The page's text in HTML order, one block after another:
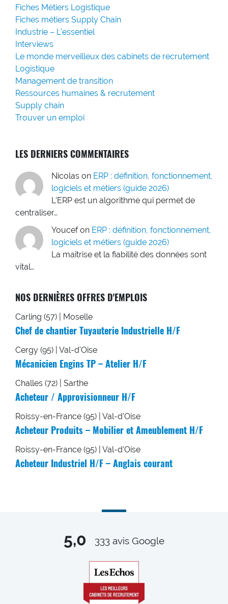
Fiches Métiers Logistique
Fiches métiers Supply Chain
Industrie – L'essentiel
Interviews
Le monde merveilleux des cabinets de recrutement
Logistique
Management de transition
Ressources humaines & recrutement
Supply chain
Trouver un emploi
LES DERNIERS COMMENTAIRES
Nicolas on ERP : définition, fonctionnement,
logiciels et métiers (guide 2026)
L'ERP est un algorithme qui permet de
centraliser…
Youcef on ERP : définition, fonctionnement,
logiciels et métiers (guide 2026)
La maîtrise et la fiabilité des données sont
vital…
NOS DERNIÈRES OFFRES D'EMPLOIS
Carling (57) | Moselle
Chef de chantier Tuyauterie Industrielle H/F
Cergy (95) | Val-d'Oise
Mécanicien Engins TP – Atelier H/F
Challes (72) | Sarthe
Acheteur / Approvisionneur H/F
Roissy-en-France (95) | Val-d'Oise
Acheteur Produits – Mobilier et Ameublement H/F
Roissy-en-France (95) | Val-d'Oise
Acheteur Industriel H/F – Anglais courant
5,0 333 avis Google